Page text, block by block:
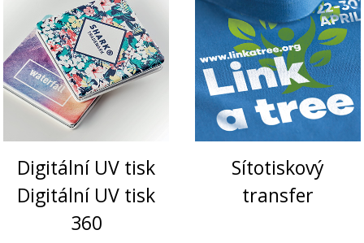
Péče
Děti
&
Hračky
Klíče
Digitální UV tisk
Digitální UV tisk
360
Sítotiskový
transfer